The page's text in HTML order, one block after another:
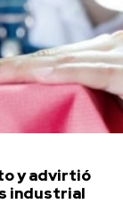
y advirtió
industrial